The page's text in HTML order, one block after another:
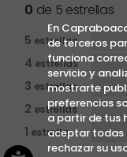
0 de 5 estrellas
5 estrellas
4 estrellas
3 estrellas
2 estrellas
1 estrella
En
de terceros
funciona
servicio y
mostrarte
preferencias
a partir de tus
aceptar todas
rechazar su